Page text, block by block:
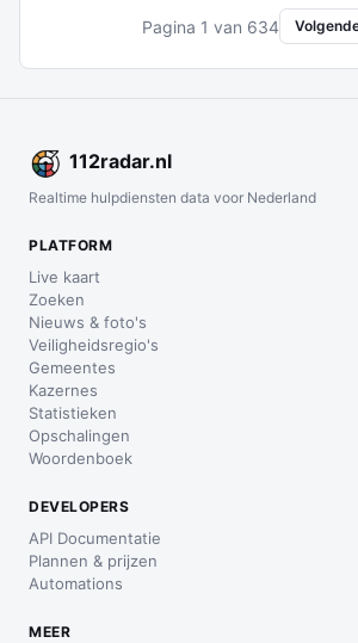
Pagina 1 van 634
112radar.nl
Realtime hulpdiensten data voor Nederland
PLATFORM
Live kaart
Zoeken
Nieuws & foto's
Veiligheidsregio's
Gemeentes
Kazernes
Statistieken
Opschalingen
Woordenboek
DEVELOPERS
API Documentatie
Plannen & prijzen
Automations
MEER